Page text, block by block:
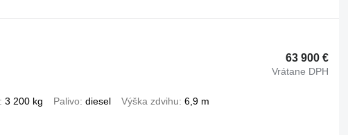
63 900 €
Vrátane DPH
3 200 kg Palivo diesel Výška zdvihu 6,9 m